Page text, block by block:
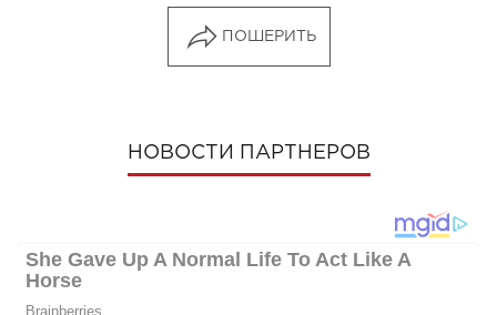
ПОШЕРИТЬ
НОВОСТИ ПАРТНЕРОВ